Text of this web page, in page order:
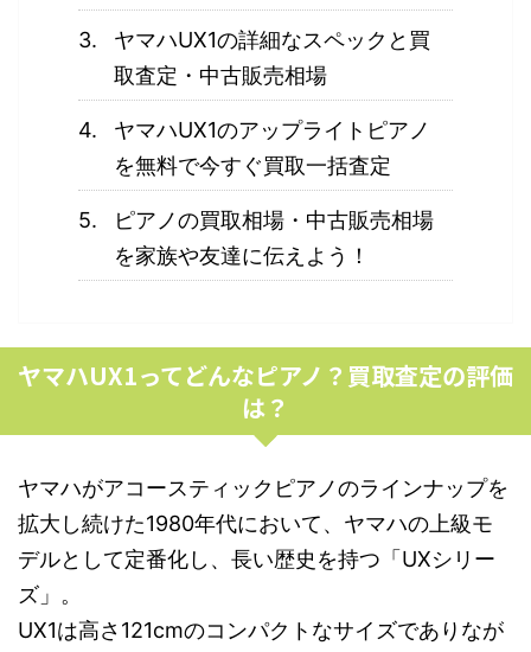
ヤマハUX1の詳細なスペックと買
取査定・中古販売相場
ヤマハUX1のアップライトピアノ
を無料で今すぐ買取一括査定
ピアノの買取相場・中古販売相場
を家族や友達に伝えよう！
ヤマハUX1ってどんなピアノ？買取査定の評価
は？
ヤマハがアコースティックピアノのラインナップを
拡大し続けた1980年代において、ヤマハの上級モ
デルとして定番化し、長い歴史を持つ「UXシリー
ズ」。
UX1は高さ121cmのコンパクトなサイズでありなが